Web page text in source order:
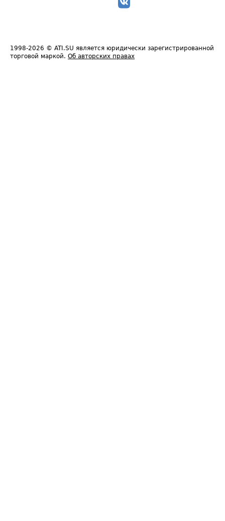
1998-2026 © ATI.SU является юридически зарегистрированной
торговой маркой. Об авторских правах